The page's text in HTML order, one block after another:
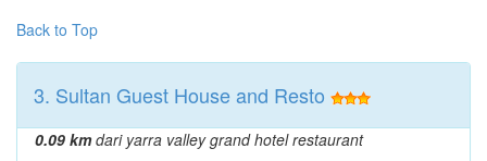
Back to Top
3. Sultan Guest House and Resto
0.09 kmdari yarra valley grand hotel restaurant